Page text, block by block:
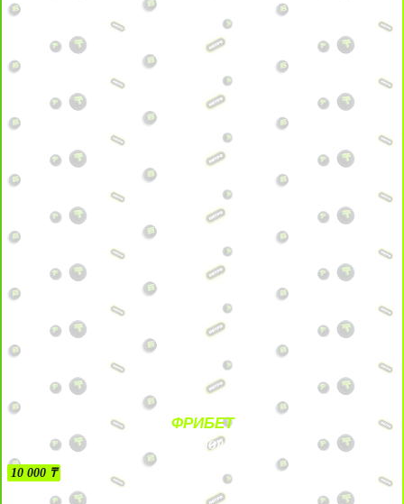
ФРИБЕТ
БЕЗ УСЛОВИЙ
10 000 ₸